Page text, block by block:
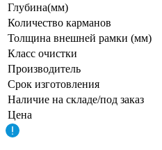
Глубина(мм)
Количество карманов
Толщина внешней рамки (мм)
Класс очистки
Производитель
Срок изготовления
Наличие на складе/под заказ
Цена